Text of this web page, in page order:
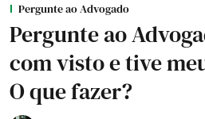
Pergunte ao Advogado
Pergunte ao
com visto e tive
O que fazer?